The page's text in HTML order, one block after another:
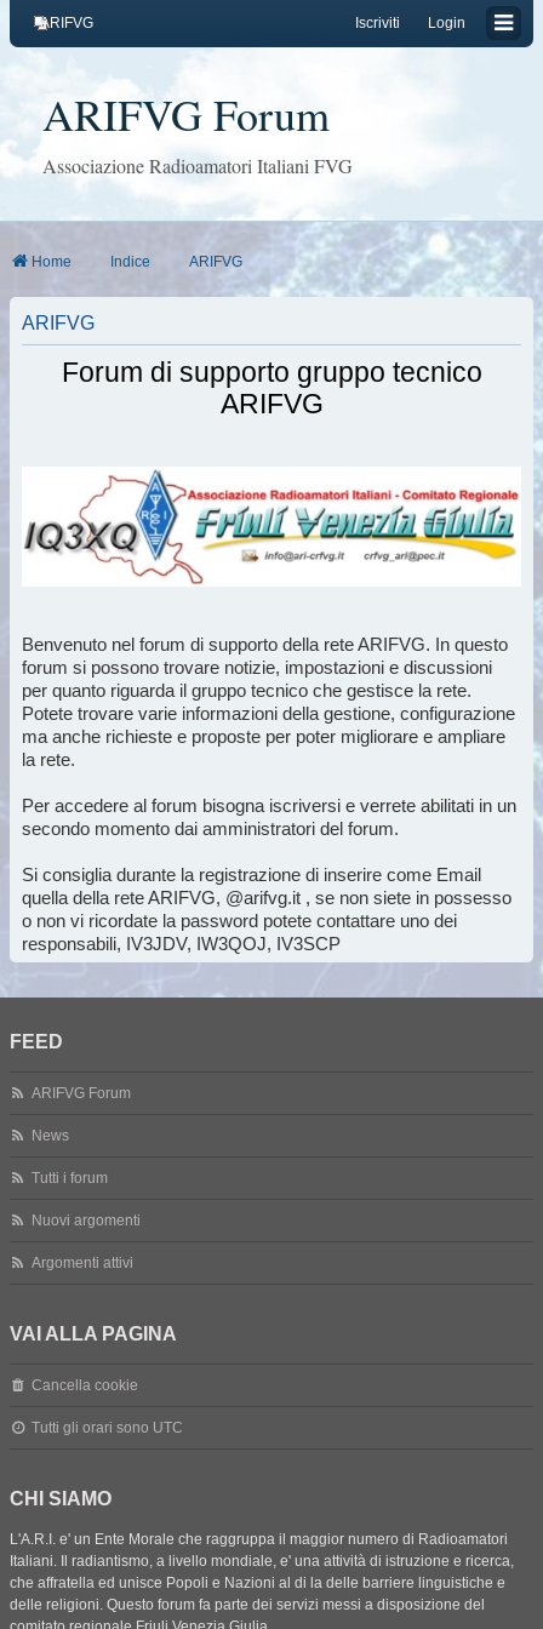
Login
Iscriviti
ARIFVG
ARIFVG Forum
Associazione Radioamatori Italiani FVG
Home Indice ARIFVG
ARIFVG
Forum di supporto gruppo tecnico
ARIFVG
Benvenuto nel forum di supporto della rete ARIFVG. In questo
forum si possono trovare notizie, impostazioni e discussioni
per quanto riguarda il gruppo tecnico che gestisce la rete.
Potete trovare varie informazioni della gestione, configurazione
ma anche richieste e proposte per poter migliorare e ampliare
la rete.
Per accedere al forum bisogna iscriversi e verrete abilitati in un
secondo momento dai amministratori del forum.
Si consiglia durante la registrazione di inserire come Email
quella della rete ARIFVG, @arifvg.it , se non siete in possesso
o non vi ricordate la password potete contattare uno dei
responsabili, IV3JDV, IW3QOJ, IV3SCP
FEED
ARIFVG Forum
News
Tutti i forum
Nuovi argomenti
Argomenti attivi
VAI ALLA PAGINA
Cancella cookie
Tutti gli orari sono UTC
CHI SIAMO
L'A.R.I. e' un Ente Morale che raggruppa il maggior numero di Radioamatori
Italiani. Il radiantismo, a livello mondiale, e' una attività di istruzione e ricerca,
che affratella ed unisce Popoli e Nazioni al di la delle barriere linguistiche e
delle religioni. Questo forum fa parte dei servizi messi a disposizione del